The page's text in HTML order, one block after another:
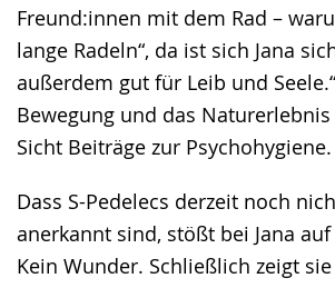
Freund:innen mit dem Rad –
lange Radeln“, da ist sich Jana
außerdem gut für Leib und
Bewegung und das Naturerlebnis
Sicht Beiträge zur Psychohygiene.
Dass S-Pedelecs derzeit noch
anerkannt sind, stößt bei Jana
Kein Wunder. Schließlich zeigt